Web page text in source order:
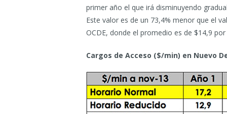
primer año el que irá disminuyendo
Este valor es de un 73,4% menor que el
OCDE, donde el promedio es de $14,9
Cargos de Acceso ($/min) en Nuevo